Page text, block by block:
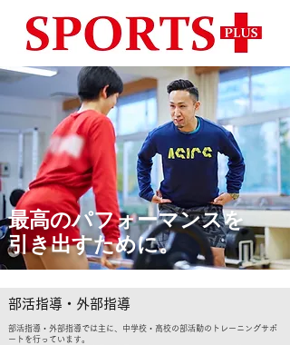
​最高のパフォーマンスを
引き出すために。
部活指導・​外部指導
部活指導・外部指導では主に、中学校・高校の部活動のトレーニングサポ
ートを行っています。